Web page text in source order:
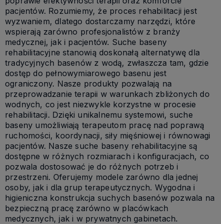
pacjentów. Rozumiemy, że proces rehabilitacji jest
wyzwaniem, dlatego dostarczamy narzędzi, które
wspierają zarówno profesjonalistów z branży
medycznej, jak i pacjentów. Suche baseny
rehabilitacyjne stanowią doskonałą alternatywę dla
tradycyjnych basenów z wodą, zwłaszcza tam, gdzie
dostęp do pełnowymiarowego basenu jest
ograniczony. Nasze produkty pozwalają na
przeprowadzanie terapii w warunkach zbliżonych do
wodnych, co jest niezwykle korzystne w procesie
rehabilitacji. Dzięki unikalnemu systemowi, suche
baseny umożliwiają terapeutom pracę nad poprawą
ruchomości, koordynacji, siły mięśniowej i równowagi
pacjentów. Nasze suche baseny rehabilitacyjne są
dostępne w różnych rozmiarach i konfiguracjach, co
pozwala dostosować je do różnych potrzeb i
przestrzeni. Oferujemy modele zarówno dla jednej
osoby, jak i dla grup terapeutycznych. Wygodna i
higieniczna konstrukcja suchych basenów pozwala na
bezpieczną pracę zarówno w placówkach
medycznych, jak i w prywatnych gabinetach.